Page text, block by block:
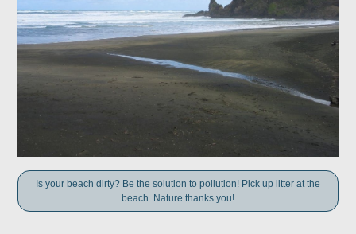
Is your beach dirty? Be the solution to pollution! Pick up litter at the
beach. Nature thanks you!